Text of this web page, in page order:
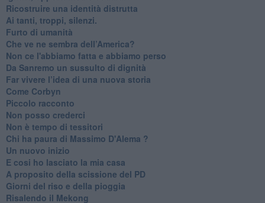
Ricostruire una identità distrutta
Ai tanti, troppi, silenzi.
​Furto di umanità
​Che ve ne sembra dell’America?
Non ce l'abbiamo fatta e abbiamo perso
​Da Sanremo un sussulto di dignità
Far vivere l’idea di una nuova storia
Come Corbyn
Piccolo racconto
Non posso crederci
Non è tempo di tessitori
Chi ha paura di Massimo D'Alema ?
Un nuovo inizio
​E cosi ho lasciato la mia casa
A proposito della scissione del PD
​Giorni del riso e della pioggia
Risalendo il Mekong